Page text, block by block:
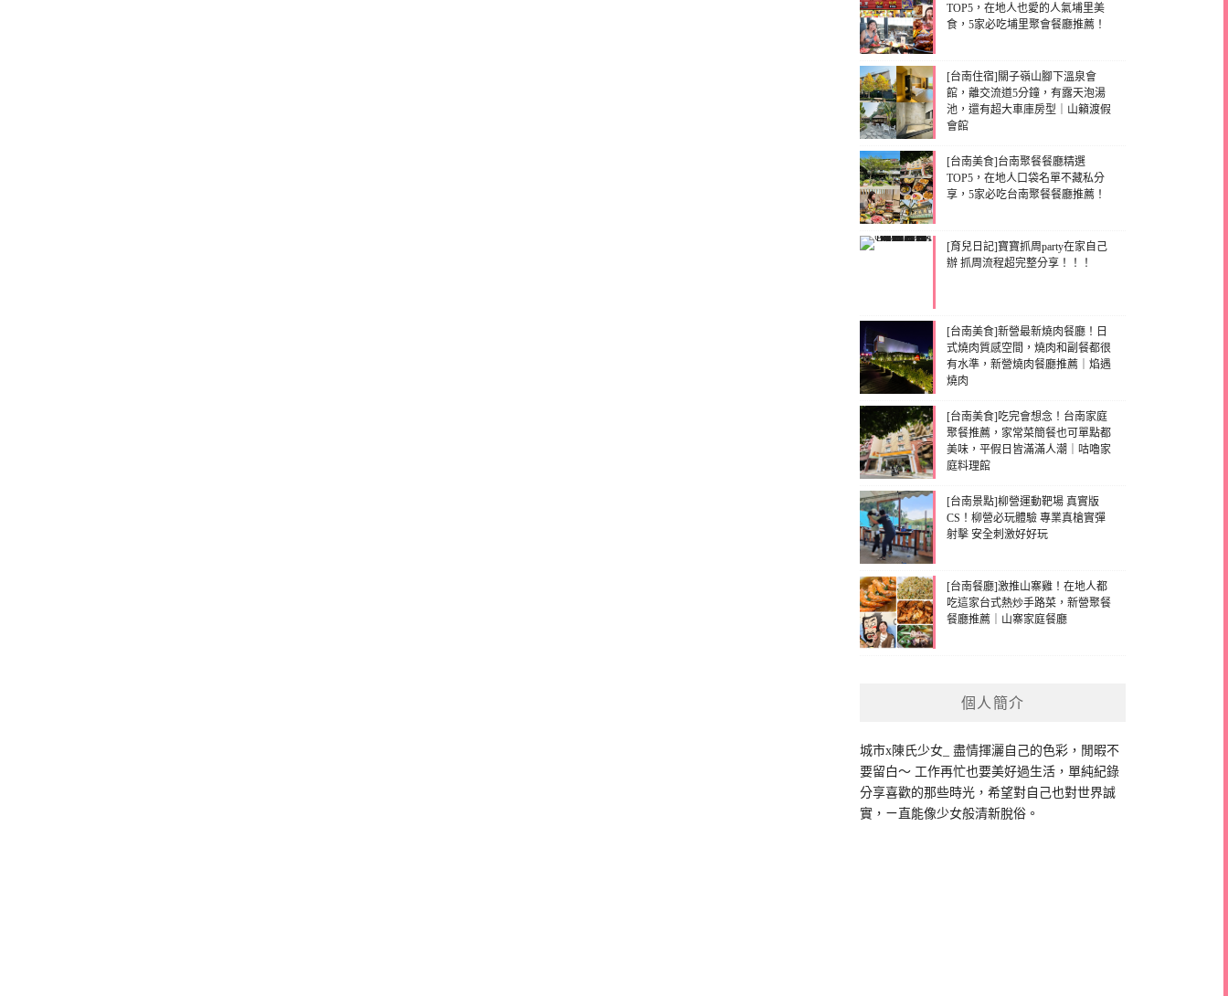
TOP5，在地人也愛的人氣埔里美
食，5家必吃埔里聚會餐廳推薦！
[台南住宿]關子嶺山腳下溫泉會
館，離交流道5分鐘，有露天泡湯
池，還有超大車庫房型｜山籟渡假
會館
[台南美食]台南聚餐餐廳精選
TOP5，在地人口袋名單不藏私分
享，5家必吃台南聚餐餐廳推薦！
[育兒日記]寶寶抓周party在家自己
辦 抓周流程超完整分享！！！
[台南美食]新營最新燒肉餐廳！日
式燒肉質感空間，燒肉和副餐都很
有水準，新營燒肉餐廳推薦｜焰遇
燒肉
[台南美食]吃完會想念！台南家庭
聚餐推薦，家常菜簡餐也可單點都
美味，平假日皆滿滿人潮｜咕嚕家
庭料理館
[台南景點]柳營運動靶場 真實版
CS！柳營必玩體驗 專業真槍實彈
射擊 安全刺激好好玩
[台南餐廳]激推山寨雞！在地人都
吃這家台式熱炒手路菜，新營聚餐
餐廳推薦｜山寨家庭餐廳
個人簡介
城市x陳氏少女_ 盡情揮灑自己的色彩，閒暇不
要留白～ 工作再忙也要美好過生活，單純紀錄
分享喜歡的那些時光，希望對自己也對世界誠
實，ㄧ直能像少女般清新脫俗。